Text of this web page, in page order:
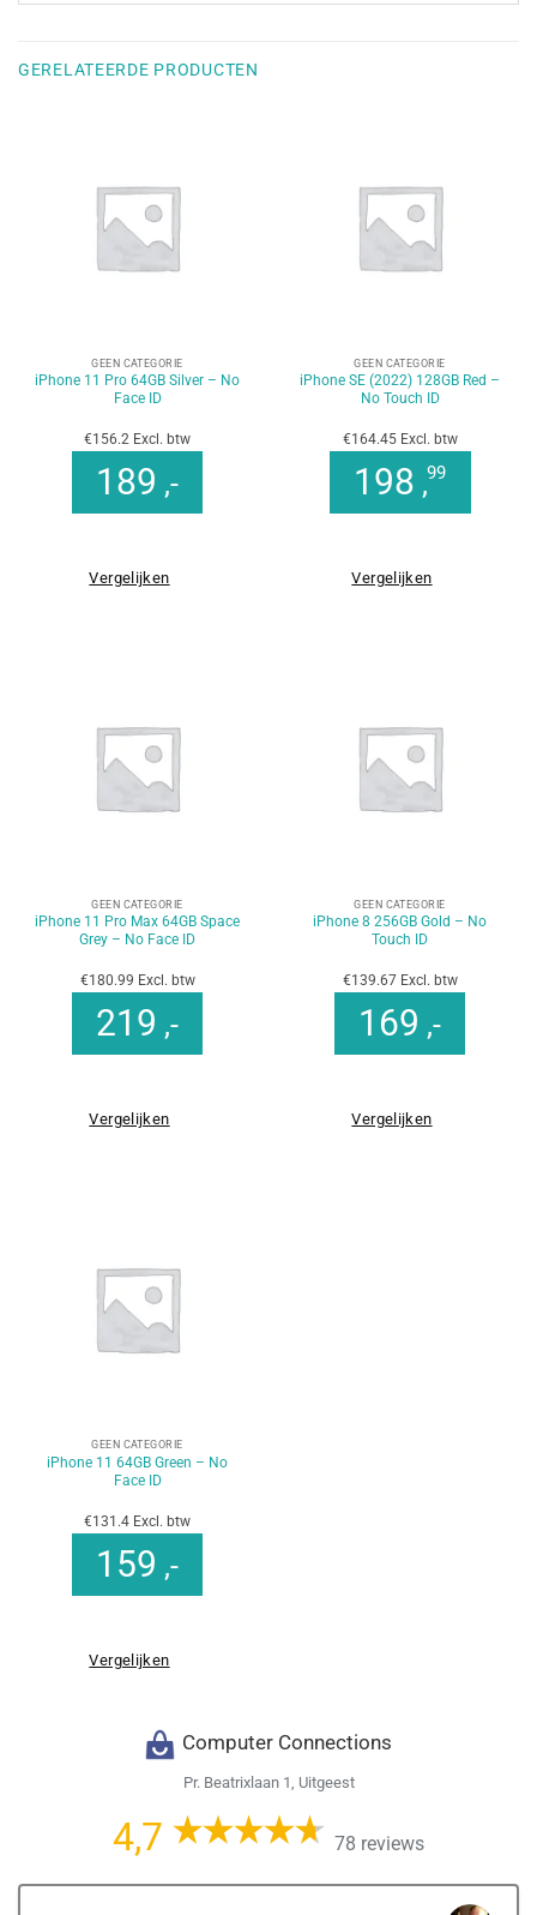
GERELATEERDE PRODUCTEN
GEEN CATEGORIE
iPhone 11 Pro 64GB Silver – No
Face ID
€156.2 Excl. btw
189 ,-
Vergelijken
GEEN CATEGORIE
iPhone SE (2022) 128GB Red –
No Touch ID
€164.45 Excl. btw
198 ,99
Vergelijken
GEEN CATEGORIE
iPhone 11 Pro Max 64GB Space
Grey – No Face ID
€180.99 Excl. btw
219 ,-
Vergelijken
GEEN CATEGORIE
iPhone 8 256GB Gold – No
Touch ID
€139.67 Excl. btw
169 ,-
Vergelijken
GEEN CATEGORIE
iPhone 11 64GB Green – No
Face ID
€131.4 Excl. btw
159 ,-
Vergelijken
Computer Connections
Pr. Beatrixlaan 1, Uitgeest
4,7 78 reviews